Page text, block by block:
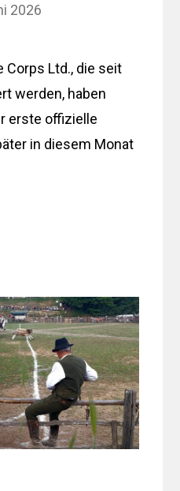
2026
Corps Ltd., die seit
werden, haben
erste offizielle
in diesem Monat